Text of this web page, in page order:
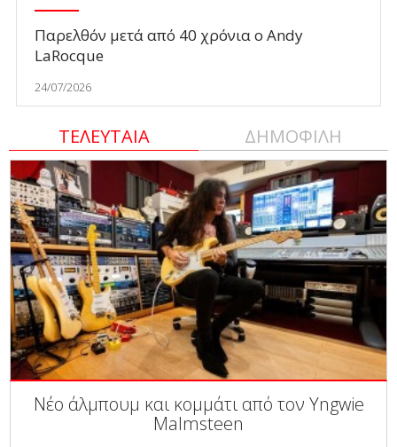
Παρελθόν μετά από 40 χρόνια ο Andy
LaRocque
24/07/2026
ΤΕΛΕΥΤΑΙΑ ΔΗΜΟΦΙΛΗ
Νέο άλμπουμ και κομμάτι από τον Yngwie
Malmsteen